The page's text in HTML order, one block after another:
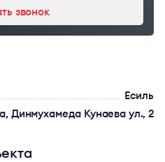
звонок
Есиль
Динмухамеда Кунаева ул., 2